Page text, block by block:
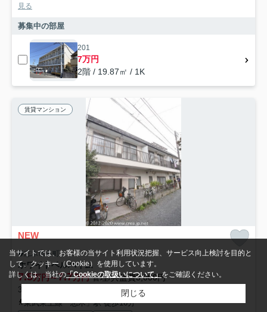
見る
募集中の部屋
201
7万円
2階 / 19.87㎡ / 1K
賃貸マンション
NEW
志木市本町
ホワイトベルハイム
7.5万円～7.7万円管理/共益費3,000円
36.00㎡～41.25㎡ (2DK) /築39年 /2階建
東武東上線「志木」駅 徒歩16分
当サイトでは、お客様の当サイト利用状況把握、サービス向上検討を目的と
して、クッキー（Cookie）を使用しています。
詳しくは、当社の「Cookieの取扱いについて」をご確認ください。
閉じる